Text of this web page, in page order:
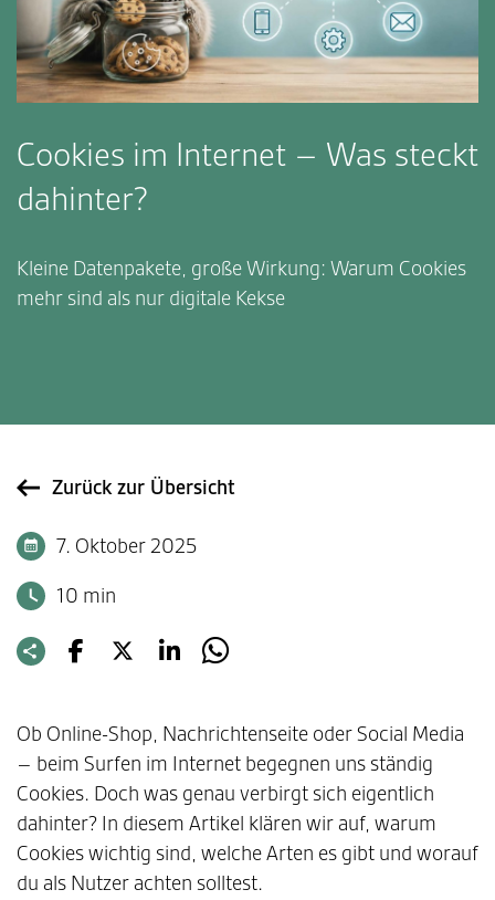
Cookies im Internet – Was steckt
dahinter?
Kleine Datenpakete, große Wirkung: Warum Cookies
mehr sind als nur digitale Kekse
Zurück zur Übersicht
7. Oktober 2025
10 min
Ob Online-Shop, Nachrichtenseite oder Social Media
– beim Surfen im Internet begegnen uns ständig
Cookies. Doch was genau verbirgt sich eigentlich
dahinter? In diesem Artikel klären wir auf, warum
Cookies wichtig sind, welche Arten es gibt und worauf
du als Nutzer achten solltest.